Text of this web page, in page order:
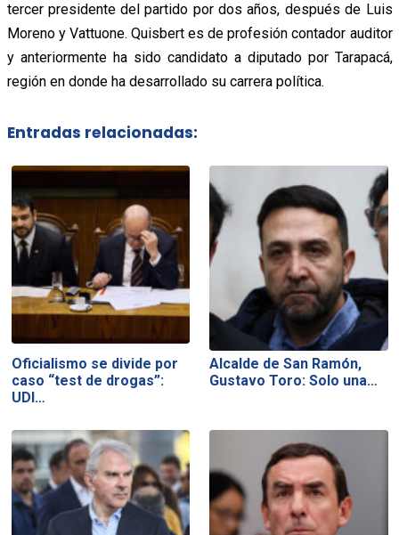
tercer presidente del partido por dos años, después de Luis
Moreno y Vattuone. Quisbert es de profesión contador auditor
y anteriormente ha sido candidato a diputado por Tarapacá,
región en donde ha desarrollado su carrera política.
Entradas relacionadas:
Oficialismo se divide por
caso “test de drogas”:
UDI…
Alcalde de San Ramón,
Gustavo Toro: Solo una…